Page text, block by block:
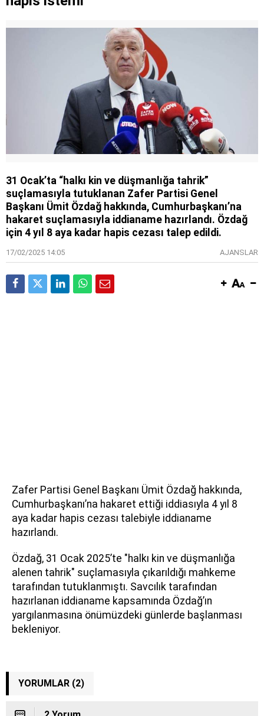
31 Ocak’ta “halkı kin ve düşmanlığa tahrik”
suçlamasıyla tutuklanan Zafer Partisi Genel
Başkanı Ümit Özdağ hakkında, Cumhurbaşkanı’na
hakaret suçlamasıyla iddianame hazırlandı. Özdağ
için 4 yıl 8 aya kadar hapis cezası talep edildi.
17/02/2025 14:05 AJANSLAR
Zafer Partisi Genel Başkanı Ümit Özdağ hakkında,
Cumhurbaşkanı’na hakaret ettiği iddiasıyla 4 yıl 8
aya kadar hapis cezası talebiyle iddianame
hazırlandı.
Özdağ, 31 Ocak 2025’te "halkı kin ve düşmanlığa
alenen tahrik" suçlamasıyla çıkarıldığı mahkeme
tarafından tutuklanmıştı. Savcılık tarafından
hazırlanan iddianame kapsamında Özdağ’ın
yargılanmasına önümüzdeki günlerde başlanması
bekleniyor.
YORUMLAR (2)